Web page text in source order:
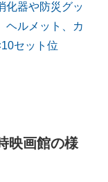
化器や防災グッ
ヘルメット、カ
セット位
映画館の様